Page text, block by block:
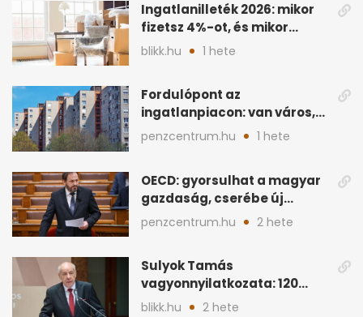
Ingatlanilleték 2026: mikor
fizetsz 4%-ot, és mikor
úszható meg legálisan?
blikk.hu 1 hete
Fordulópont az
ingatlanpiacon: van város,
ahol a vétel már olcsóbb
penzcentrum.hu 1 hete
OECD: gyorsulhat a magyar
gazdaság, cserébe új
ingatlanadó is felmerül
penzcentrum.hu 2 hete
Sulyok Tamás
vagyonnyilatkozata: 120
milliós megtakarítás, 5
blikk.hu 2 hete